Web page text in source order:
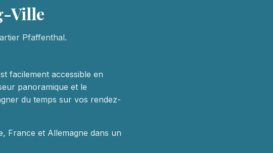
Ville
Pfaffenthal.
facilement accessible en
panoramique et le
du temps sur vos rendez-
France et Allemagne dans un